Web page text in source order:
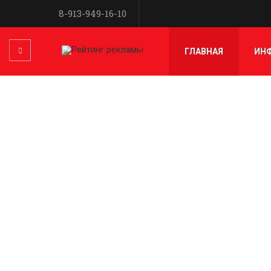
8-913-949-16-10
ГЛАВНАЯ